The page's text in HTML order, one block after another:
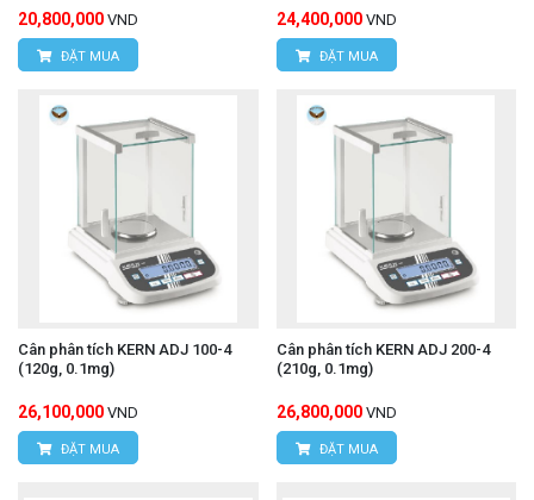
20,800,000 VND
ĐẶT MUA
24,400,000 VND
ĐẶT MUA
Cân phân tích KERN ADJ 100-4
(120g, 0.1mg)
26,100,000 VND
ĐẶT MUA
Cân phân tích KERN ADJ 200-4
(210g, 0.1mg)
26,800,000 VND
ĐẶT MUA